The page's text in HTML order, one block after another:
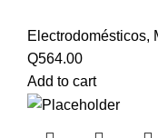
Electrodomésticos,
Q564.00
Add to cart